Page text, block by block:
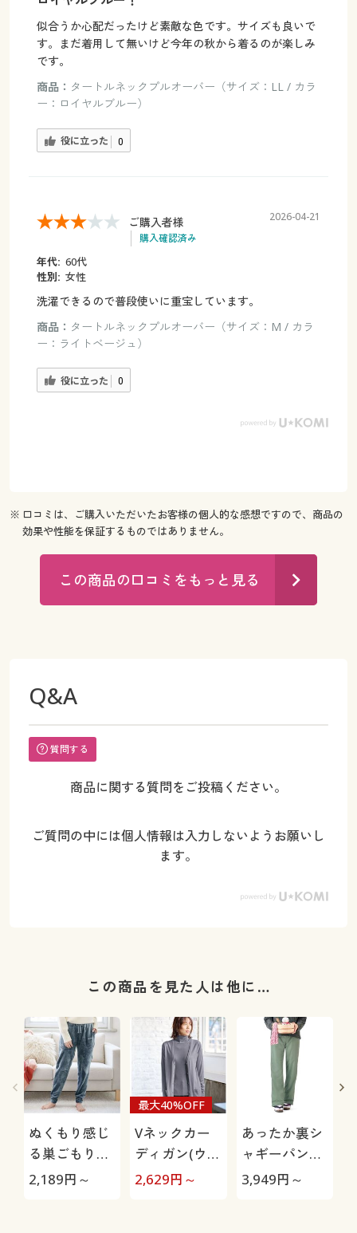
似合うか心配だったけど素敵な色です。サイズも良いで
す。まだ着用して無いけど今年の秋から着るのが楽しみ
です。
商品： タートルネックプルオーバー（サイズ：LL / カラ
ー：ロイヤルブルー）
役に立った 0
ご購入者様
購入確認済み
2026-04-21
年代: 60代
性別: 女性
洗濯できるので普段使いに重宝しています。
商品： タートルネックプルオーバー（サイズ：M / カラ
ー：ライトベージュ）
役に立った 0
※ 口コミは、ご購入いただいたお客様の個人的な感想ですので、商品の
効果や性能を保証するものではありません。
この商品の口コミをもっと見る
Q&A
質問する
商品に関する質問をご投稿ください。
ご質問の中には個人情報は入力しないようお願いし
ます。
この商品を見た人は他に…
ぬくもり感じ
る巣ごもりル
ームパンツ(両
2,189円～
Vネックカー
ディガン(ウー
ル混・洗濯機
最大40%OFF
2,629円～
あったか裏シ
ャギーパンツ
(防寒パンツ・
3,949円～